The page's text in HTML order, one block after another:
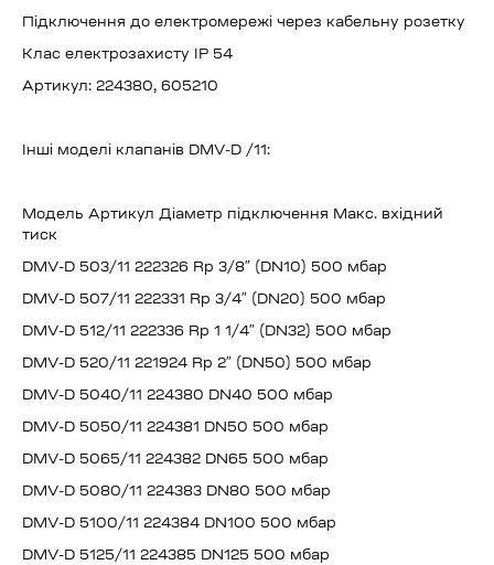
Підключення до електромережі через кабельну розетку
Клас електрозахисту IP 54
Артикул: 224380, 605210
Інші моделі клапанів DMV-D /11:
Модель Артикул Діаметр підключення Макс. вхідний
тиск
DMV-D 503/11 222326 Rp 3/8″ (DN10) 500 мбар
DMV-D 507/11 222331 Rp 3/4″ (DN20) 500 мбар
DMV-D 512/11 222336 Rp 1 1/4″ (DN32) 500 мбар
DMV-D 520/11 221924 Rp 2″ (DN50) 500 мбар
DMV-D 5040/11 224380 DN40 500 мбар
DMV-D 5050/11 224381 DN50 500 мбар
DMV-D 5065/11 224382 DN65 500 мбар
DMV-D 5080/11 224383 DN80 500 мбар
DMV-D 5100/11 224384 DN100 500 мбар
DMV-D 5125/11 224385 DN125 500 мбар